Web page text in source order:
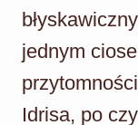
jednym
Idrisa, po